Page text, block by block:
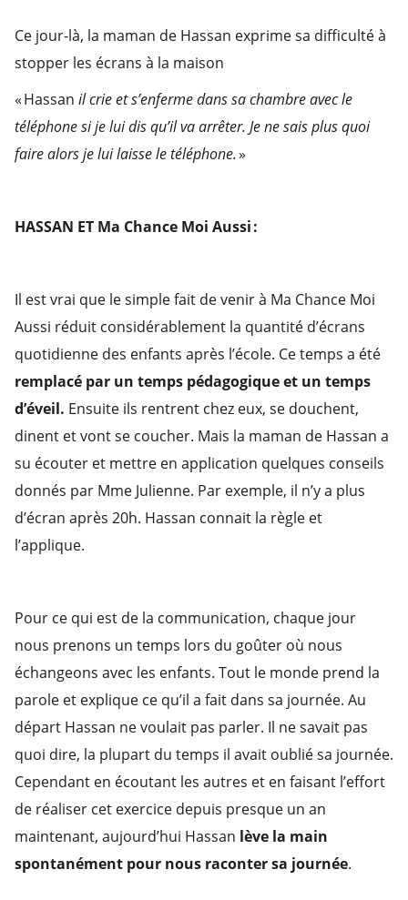
Ce jour-là, la maman de Hassan exprime sa difficulté à
stopper les écrans à la maison
« Hassan il crie et s’enferme dans sa chambre avec le
téléphone si je lui dis qu’il va arrêter. Je ne sais plus quoi
faire alors je lui laisse le téléphone.»
HASSAN ET Ma Chance Moi Aussi :
Il est vrai que le simple fait de venir à Ma Chance Moi
Aussi réduit considérablement la quantité d’écrans
quotidienne des enfants après l’école. Ce temps a été
remplacé par un temps pédagogique et un temps
d’éveil. Ensuite ils rentrent chez eux, se douchent,
dinent et vont se coucher. Mais la maman de Hassan a
su écouter et mettre en application quelques conseils
donnés par Mme Julienne. Par exemple, il n’y a plus
d’écran après 20h. Hassan connait la règle et
l’applique.
Pour ce qui est de la communication, chaque jour
nous prenons un temps lors du goûter où nous
échangeons avec les enfants. Tout le monde prend la
parole et explique ce qu’il a fait dans sa journée. Au
départ Hassan ne voulait pas parler. Il ne savait pas
quoi dire, la plupart du temps il avait oublié sa journée.
Cependant en écoutant les autres et en faisant l’effort
de réaliser cet exercice depuis presque un an
maintenant, aujourd’hui Hassan lève la main
spontanément pour nous raconter sa journée.